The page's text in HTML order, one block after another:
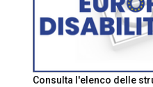
Consulta l'elenco delle